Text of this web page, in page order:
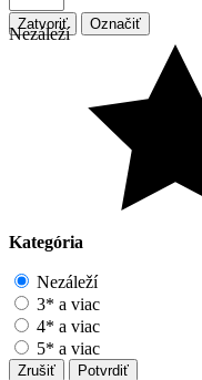
Zatvoriť Označiť
Nezáleží
Kategória
Nezáleží
3* a viac
4* a viac
5* a viac
Zrušiť Potvrdiť